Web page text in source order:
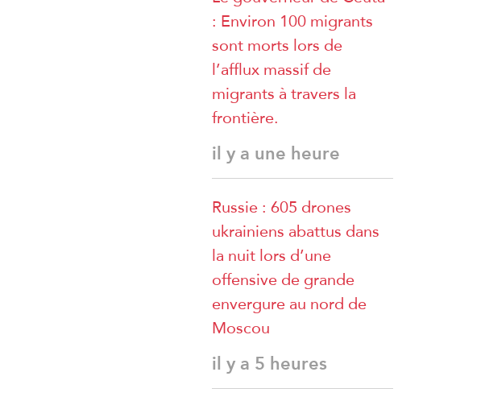
Khalil
: Environ 100 migrants
sont morts lors de
l’afflux massif de
migrants à travers la
frontière.
il y a une heure
Russie : 605 drones
ukrainiens abattus dans
la nuit lors d’une
offensive de grande
envergure au nord de
Moscou
il y a 5 heures